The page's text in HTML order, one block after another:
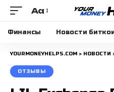
Размера
шрифта
Aa
Финансы Новости
YOURMONEYHELPS.COM > НОВОСТИ
ОТЗЫВЫ